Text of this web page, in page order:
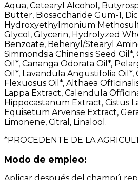
Aqua, Cetearyl Alcohol,
Butter, Biosaccharide Gum-1,
Hydroxyethylmonium
Glycol, Glycerin, Hydrolyzed
Benzoate, Behenyl/Stearyl
Simmondsia Chinensis Seed
Oil*, Cananga Odorata Oil*,
Oil*, Lavandula Angustifolia
Flexuosus Oil*, Althaea
Lappa Extract, Calendula
Hippocastanum Extract, Cistus
Equisetum Arvense Extract,
Limonene, Citral, Linalool.
*PROCEDENTE DE LA
Modo de empleo: